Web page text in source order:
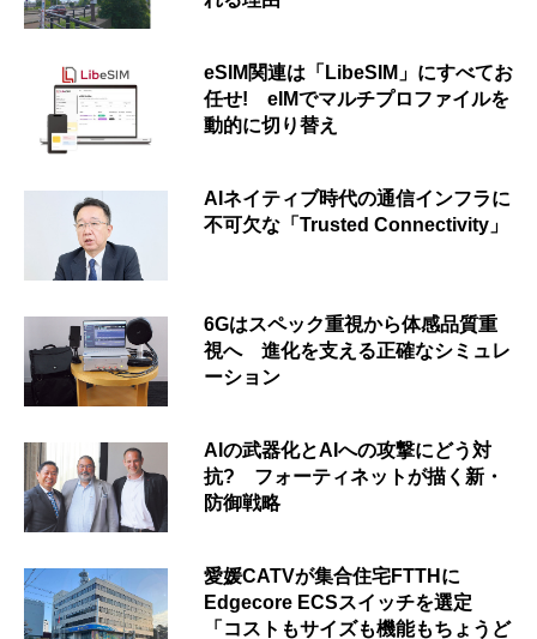
eSIM関連は「LibeSIM」にすべてお
任せ! eIMでマルチプロファイルを
動的に切り替え
AIネイティブ時代の通信インフラに
不可欠な「Trusted Connectivity」
6Gはスペック重視から体感品質重
視へ 進化を支える正確なシミュレ
ーション
AIの武器化とAIへの攻撃にどう対
抗? フォーティネットが描く新・
防御戦略
愛媛CATVが集合住宅FTTHに
Edgecore ECSスイッチを選定
「コストもサイズも機能もちょうど